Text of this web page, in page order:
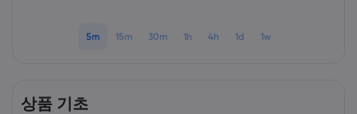
5m 15m 30m 1h 4h 1d 1w
상품 기초